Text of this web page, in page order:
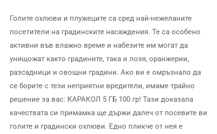
Голите охлюви и плужеците са сред най-нежеланите
посетители на градинските насаждения. Те са особено
активни във влажно време и набезите им могат да
унищожат както градините, така и лозя, оранжерии,
разсадници и овощни градини. Ако ви е омръзнало да
се борите с тези неприятни вредители, имаме трайно
решение за вас: КАРАКОЛ 5 ГБ 100 гр! Тази доказала
качествата си примамка ще държи далеч от посевите ви
голите и градински охлюви. Едно пликче от нея е